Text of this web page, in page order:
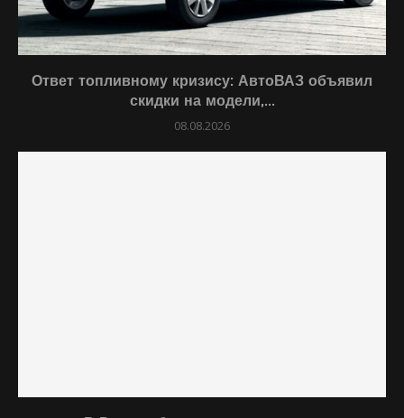
Ответ топливному кризису: АвтоВАЗ объявил
скидки на модели,...
08.08.2026